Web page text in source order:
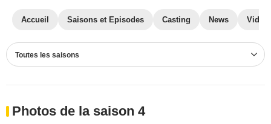
Accueil Saisons et Episodes Casting News
Toutes les saisons
Photos de la saison 4